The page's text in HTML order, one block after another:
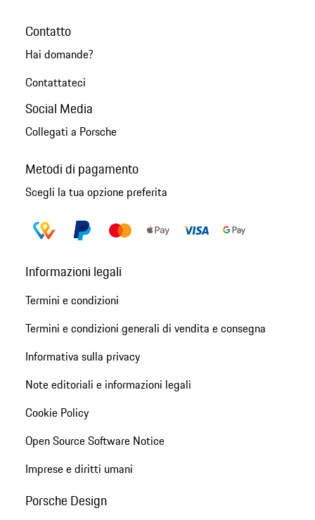
Contatto
Hai domande?
Contattateci
Social Media
Collegati a Porsche
Metodi di pagamento
Scegli la tua opzione preferita
Informazioni legali
Termini e condizioni
Termini e condizioni generali di vendita e consegna
Informativa sulla privacy
Note editoriali e informazioni legali
Cookie Policy
Open Source Software Notice
Imprese e diritti umani
Porsche Design